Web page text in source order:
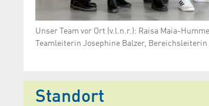
Unser Team vor Ort (v.l.n.r.): Raisa Maia-
Teamleiterin Josephine Balzer,
Standort